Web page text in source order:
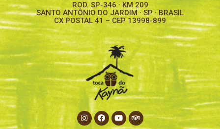
ROD. SP-346 · KM 209
SANTO ANTÔNIO DO JARDIM · SP · BRASIL
CX POSTAL 41 – CEP 13998-899